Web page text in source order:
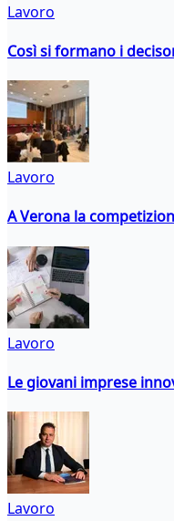
Lavoro
Così si formano i
Lavoro
A Verona la
Lavoro
Le giovani imprese
Lavoro